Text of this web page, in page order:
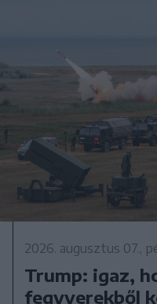
2026. augusztus 07.,
Trump: igaz,
fegyverekből